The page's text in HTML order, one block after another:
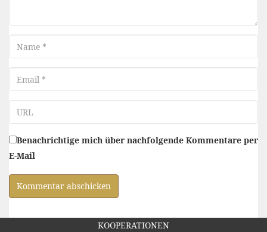
Name
Email
Benachrichtige mich über nachfolgende Kommentare per
E-Mail
KOOPERATIONEN